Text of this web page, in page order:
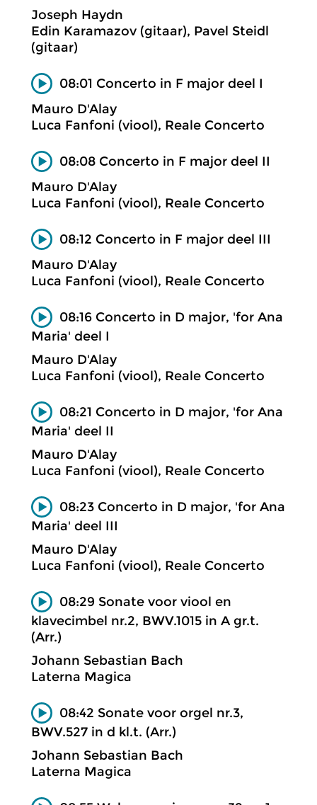
Joseph Haydn
Edin Karamazov (gitaar), Pavel Steidl
(gitaar)
08:01 Concerto in F major deel I
Mauro D'Alay
Luca Fanfoni (viool), Reale Concerto
08:08 Concerto in F major deel II
Mauro D'Alay
Luca Fanfoni (viool), Reale Concerto
08:12 Concerto in F major deel III
Mauro D'Alay
Luca Fanfoni (viool), Reale Concerto
08:16 Concerto in D major, 'for Ana
Maria' deel I
Mauro D'Alay
Luca Fanfoni (viool), Reale Concerto
08:21 Concerto in D major, 'for Ana
Maria' deel II
Mauro D'Alay
Luca Fanfoni (viool), Reale Concerto
08:23 Concerto in D major, 'for Ana
Maria' deel III
Mauro D'Alay
Luca Fanfoni (viool), Reale Concerto
08:29 Sonate voor viool en
klavecimbel nr.2, BWV.1015 in A gr.t.
(Arr.)
Johann Sebastian Bach
Laterna Magica
08:42 Sonate voor orgel nr.3,
BWV.527 in d kl.t. (Arr.)
Johann Sebastian Bach
Laterna Magica